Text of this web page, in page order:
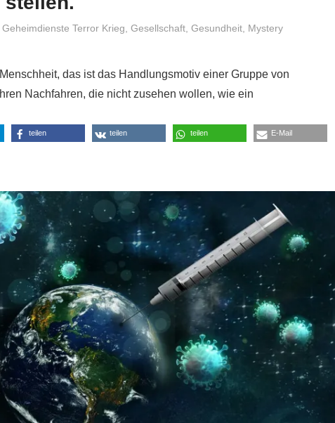
Geheimdienste Terror Krieg Gesellschaft, Gesundheit, Mystery
das ist das Handlungsmotiv einer Gruppe von
Nachfahren, die nicht zusehen wollen, wie ein
teilen teilen teilen E-Mail